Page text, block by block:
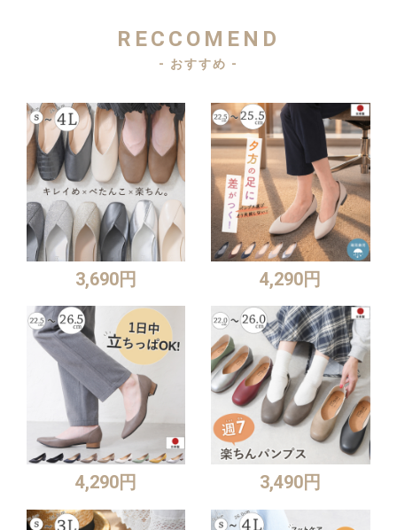
RECCOMEND
- おすすめ -
3,690円 4,290円
4,290円 3,490円